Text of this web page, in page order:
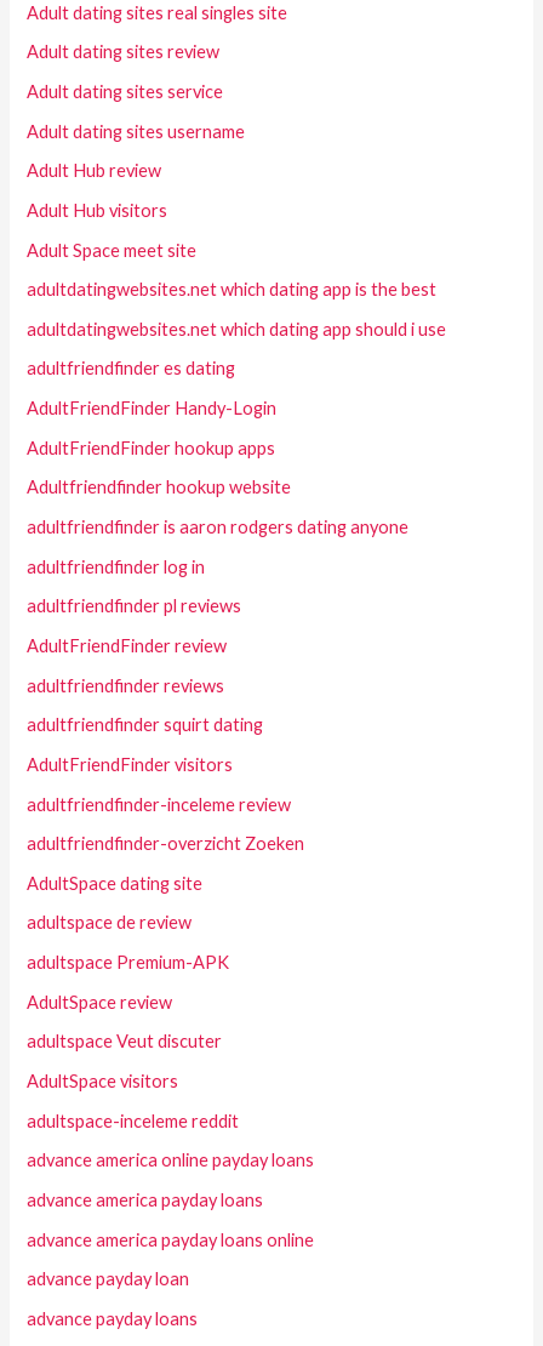
Adult dating sites real singles site
Adult dating sites review
Adult dating sites service
Adult dating sites username
Adult Hub review
Adult Hub visitors
Adult Space meet site
adultdatingwebsites.net which dating app is the best
adultdatingwebsites.net which dating app should i use
adultfriendfinder es dating
AdultFriendFinder Handy-Login
AdultFriendFinder hookup apps
Adultfriendfinder hookup website
adultfriendfinder is aaron rodgers dating anyone
adultfriendfinder log in
adultfriendfinder pl reviews
AdultFriendFinder review
adultfriendfinder reviews
adultfriendfinder squirt dating
AdultFriendFinder visitors
adultfriendfinder-inceleme review
adultfriendfinder-overzicht Zoeken
AdultSpace dating site
adultspace de review
adultspace Premium-APK
AdultSpace review
adultspace Veut discuter
AdultSpace visitors
adultspace-inceleme reddit
advance america online payday loans
advance america payday loans
advance america payday loans online
advance payday loan
advance payday loans